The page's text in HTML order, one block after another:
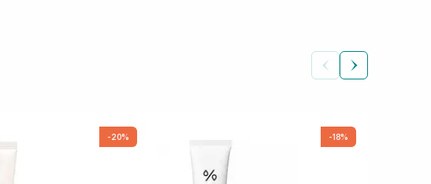
-20% -18%